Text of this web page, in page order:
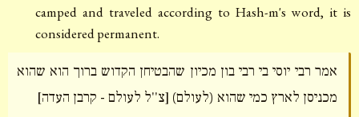
camped and traveled according to Hash-m's word, it is
considered permanent.
אמר רבי יוסי בי רבי בון מכיון שהבטיחן הקדוש ברוך הוא שהוא
מכניסן לארץ כמי שהוא (לעולם) [צ''ל לעולם - קרבן העדה]